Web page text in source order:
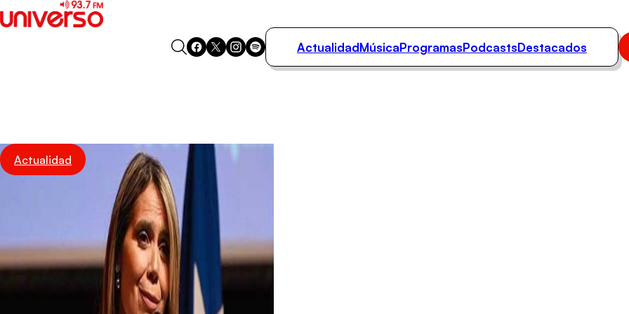
Podcasts
Destacados
ActualidadMúsicaProgramasPodcastsDestacados
Actualidad